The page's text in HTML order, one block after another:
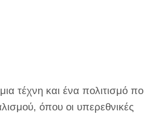
τέχνη και ένα πολιτισμό
όπου οι υπερεθνικές